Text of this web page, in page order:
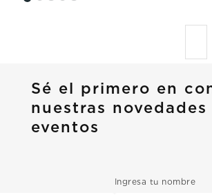
Sé el primero en
nuestras novedades
eventos
Ingresa tu nombre